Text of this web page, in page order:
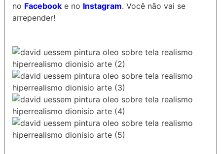
no Facebook e no Instagram. Você não vai se
arrepender!